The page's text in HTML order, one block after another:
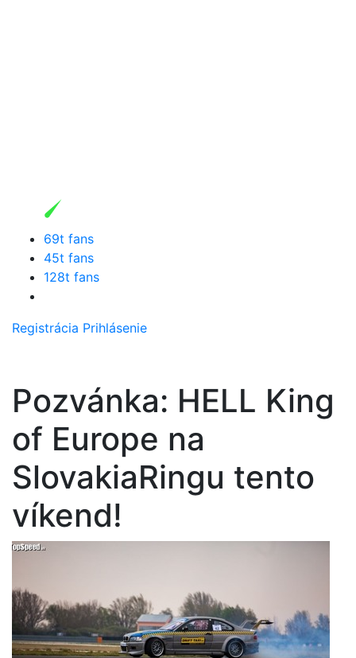
69t fans
45t fans
128t fans
Registrácia Prihlásenie
Pozvánka: HELL King
of Europe na
SlovakiaRingu tento
víkend!